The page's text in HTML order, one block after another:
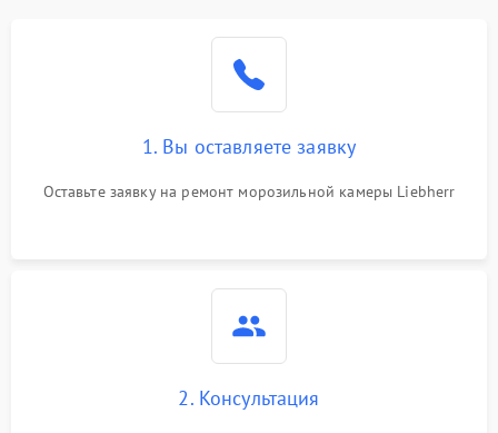
1. Вы оставляете заявку
Оставьте заявку на ремонт морозильной камеры Liebherr
2. Консультация